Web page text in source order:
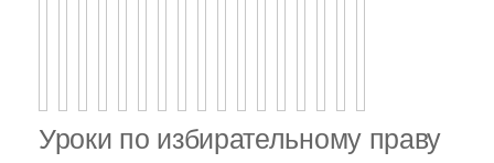
Уроки по избирательному праву